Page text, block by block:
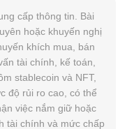
cấp thông tin. Bài
hoặc khuyến nghị
khích mua, bán
tài chính, kế toán,
stablecoin và NFT,
độ rủi ro cao, có thể
việc nắm giữ hoặc
tài chính và mức chấp